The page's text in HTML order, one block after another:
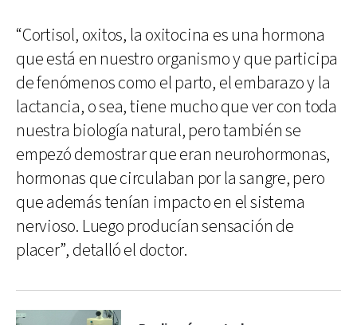
“Cortisol, oxitos, la oxitocina es una hormona
que está en nuestro organismo y que participa
de fenómenos como el parto, el embarazo y la
lactancia, o sea, tiene mucho que ver con toda
nuestra biología natural, pero también se
empezó demostrar que eran neurohormonas,
hormonas que circulaban por la sangre, pero
que además tenían impacto en el sistema
nervioso. Luego producían sensación de
placer”, detalló el doctor.